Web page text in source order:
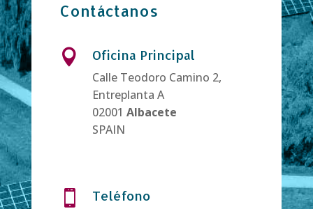
Contáctanos
 Oficina Principal
Calle Teodoro Camino 2,
Entreplanta A
02001 Albacete
SPAIN
 Teléfono